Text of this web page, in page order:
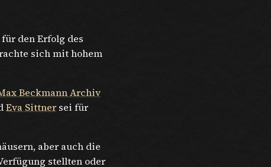
den Erfolg des
sich mit hohem
Beckmann Archiv
Eva Sittner sei für
aber auch die
stellten oder